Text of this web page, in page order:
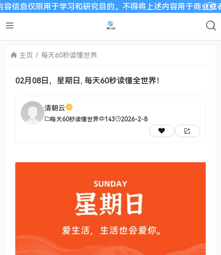
仅限用于学习和研究目的。不得将上述内容用于商业或者
主页 每天60秒读懂世界
02月08日，星期日, 每天60秒读懂全世界！
清朝云
每天60秒读懂世界 143 2026-2-8